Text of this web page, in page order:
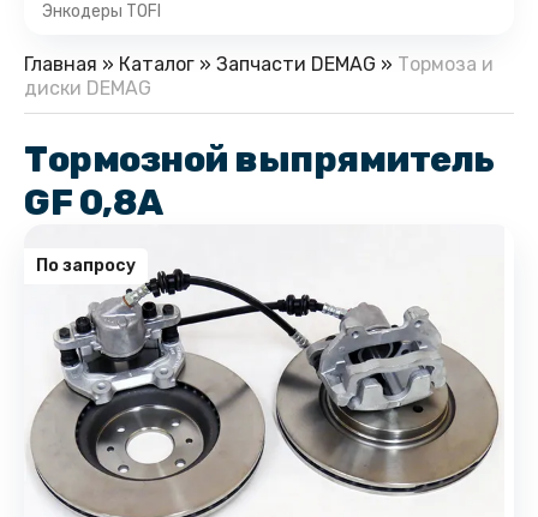
Энкодеры TOFI
Главная » Каталог » Запчасти DEMAG » Тормоза и
диски DEMAG
Тормозной выпрямитель
GF 0,8A
По запросу